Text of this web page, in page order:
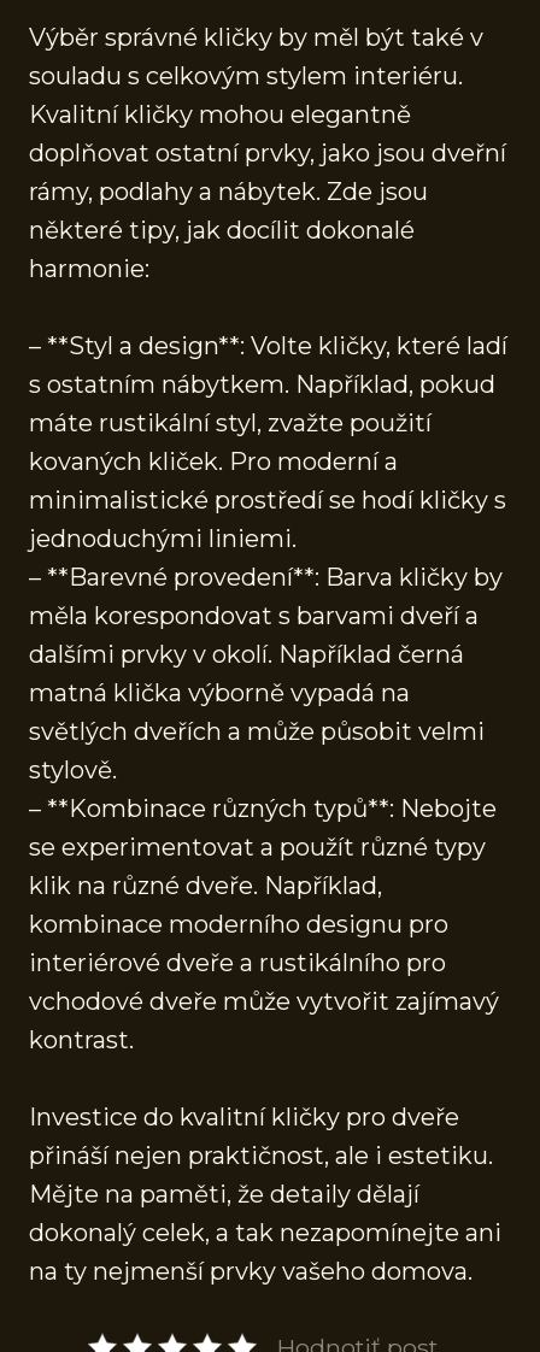
Výběr správné kličky by měl být také v
souladu s celkovým stylem interiéru.
Kvalitní kličky mohou elegantně
doplňovat ostatní prvky, jako jsou dveřní
rámy, podlahy a nábytek. Zde jsou
některé tipy, jak docílit dokonalé
harmonie:
– **Styl a design**: Volte kličky, které ladí
s ostatním nábytkem. Například, pokud
máte rustikální styl, zvažte použití
kovaných kliček. Pro moderní a
minimalistické prostředí se hodí kličky s
jednoduchými liniemi.
– **Barevné provedení**: Barva kličky by
měla korespondovat s barvami dveří a
dalšími prvky v okolí. Například černá
matná klička výborně vypadá na
světlých dveřích a může působit velmi
stylově.
– **Kombinace různých typů**: Nebojte
se experimentovat a použít různé typy
klik na různé dveře. Například,
kombinace moderního designu pro
interiérové dveře a rustikálního pro
vchodové dveře může vytvořit zajímavý
kontrast.
Investice do kvalitní kličky pro dveře
přináší nejen praktičnost, ale i estetiku.
Mějte na paměti, že detaily dělají
dokonalý celek, a tak nezapomínejte ani
na ty nejmenší prvky vašeho domova.